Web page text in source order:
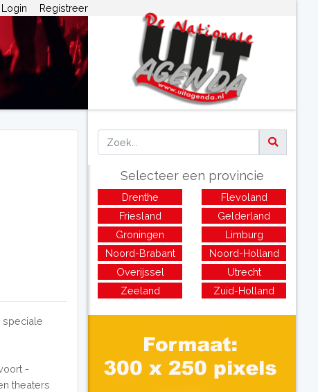
Login Registreer
speciale
-
theaters
Selecteer een provincie
Drenthe
Flevoland
Friesland
Gelderland
Groningen
Limburg
Noord-Brabant
Noord-Holland
Overijssel
Utrecht
Zeeland
Zuid-Holland